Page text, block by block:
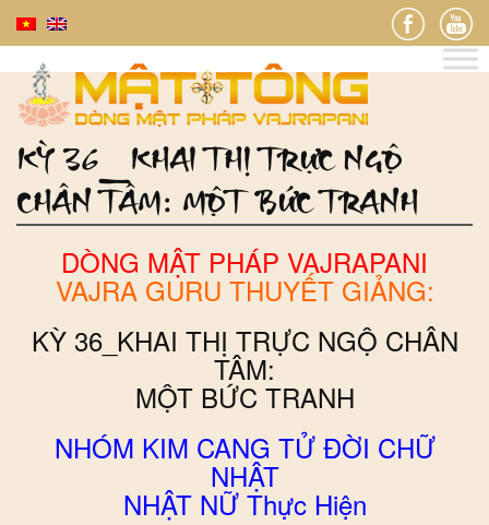
KỲ 36_KHAI THỊ TRỰC NGỘ
CHÂN TÂM: MỘT BỨC TRANH
DÒNG MẬT PHÁP VAJRAPANI
VAJRA GURU THUYẾT GIẢNG:
KỲ 36_KHAI THỊ TRỰC NGỘ CHÂN
TÂM:
MỘT BỨC TRANH
NHÓM KIM CANG TỬ ĐỜI CHỮ
NHẬT
NHẬT NỮ Thực Hiện